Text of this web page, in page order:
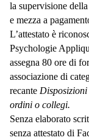
la supervisione
e mezza a
L’attestato è
Psychologie
assegna 80 ore di
associazione di
recante
ordini o collegi.
Senza elaborato
senza attestato di